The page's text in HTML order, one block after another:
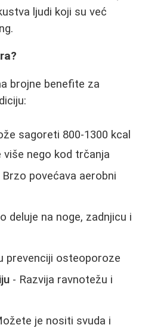
ljudi koji su već
brojne benefite za
sagoreti 800-1300 kcal
nego kod trčanja
Brzo povećava aerobni
deluje na noge, zadnjicu i
prevenciji osteoporoze
- Razvija ravnotežu i
je nositi svuda i